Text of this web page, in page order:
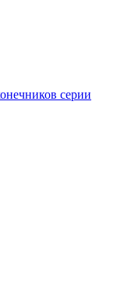
серии